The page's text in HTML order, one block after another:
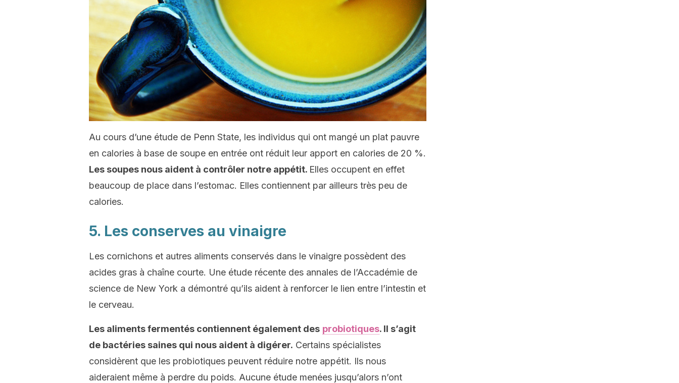
Au cours d’une étude de Penn State, les individus qui ont mangé un plat pauvre
en calories à base de soupe en entrée ont réduit leur apport en calories de 20 %.
Les soupes nous aident à contrôler notre appétit. Elles occupent en effet
beaucoup de place dans l’estomac. Elles contiennent par ailleurs très peu de
calories.
5. Les conserves au vinaigre
Les cornichons et autres aliments conservés dans le vinaigre possèdent des
acides gras à chaîne courte. Une étude récente des annales de l’Accadémie de
science de New York a démontré qu’ils aident à renforcer le lien entre l’intestin et
le cerveau.
Les aliments fermentés contiennent également des probiotiques. Il s’agit
de bactéries saines qui nous aident à digérer. Certains spécialistes
considèrent que les probiotiques peuvent réduire notre appétit. Ils nous
aideraient même à perdre du poids. Aucune étude menées jusqu’alors n’ont